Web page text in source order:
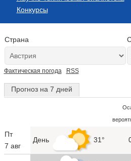
Конкурсы
Страна
Фактическая погода RSS
Прогноз на 7 дней
Пт
7 авг
День 31°